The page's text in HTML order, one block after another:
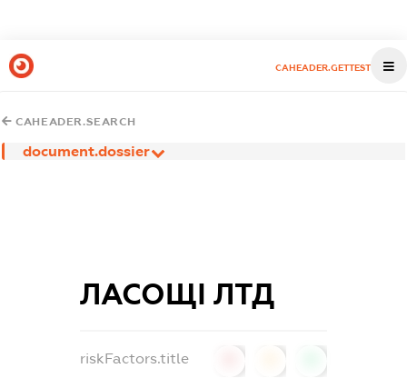
CAHEADER.GETTEST
CAHEADER.SEARCH
document.dossier
ЛАСОЩІ ЛТД
riskFactors.title